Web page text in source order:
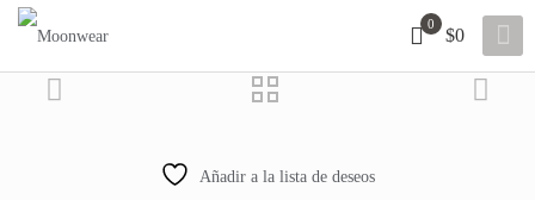
0
$0
Añadir a la lista de deseos